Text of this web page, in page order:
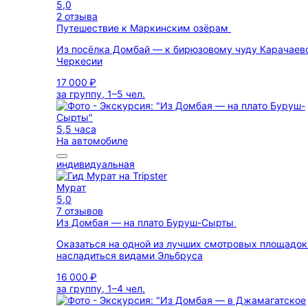
5,0
2 отзыва
Путешествие к Маркинским озёрам
Из посёлка Домбай — к бирюзовому чуду
Черкесии
17 000 ₽
за группу, 1–5 чел.
5,5 часа
На автомобиле
индивидуальная
Мурат
5,0
7 отзывов
Из Домбая — на плато Буруш-Сырты
Оказаться на одной из лучших смотровых
насладиться видами Эльбруса
16 000 ₽
за группу, 1–4 чел.